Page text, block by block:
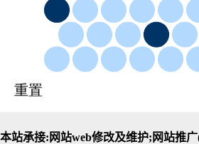
本站承接:网站web修改及维护;网站推